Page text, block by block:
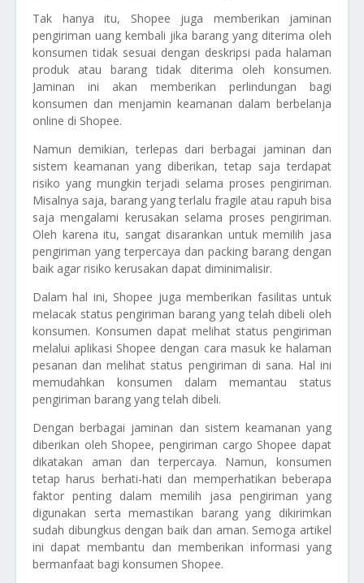
Tak hanya itu, Shopee juga memberikan jaminan
pengiriman uang kembali jika barang yang diterima oleh
konsumen tidak sesuai dengan deskripsi pada halaman
produk atau barang tidak diterima oleh konsumen.
Jaminan ini akan memberikan perlindungan bagi
konsumen dan menjamin keamanan dalam berbelanja
online di Shopee.
Namun demikian, terlepas dari berbagai jaminan dan
sistem keamanan yang diberikan, tetap saja terdapat
risiko yang mungkin terjadi selama proses pengiriman.
Misalnya saja, barang yang terlalu fragile atau rapuh bisa
saja mengalami kerusakan selama proses pengiriman.
Oleh karena itu, sangat disarankan untuk memilih jasa
pengiriman yang terpercaya dan packing barang dengan
baik agar risiko kerusakan dapat diminimalisir.
Dalam hal ini, Shopee juga memberikan fasilitas untuk
melacak status pengiriman barang yang telah dibeli oleh
konsumen. Konsumen dapat melihat status pengiriman
melalui aplikasi Shopee dengan cara masuk ke halaman
pesanan dan melihat status pengiriman di sana. Hal ini
memudahkan konsumen dalam memantau status
pengiriman barang yang telah dibeli.
Dengan berbagai jaminan dan sistem keamanan yang
diberikan oleh Shopee, pengiriman cargo Shopee dapat
dikatakan aman dan terpercaya. Namun, konsumen
tetap harus berhati-hati dan memperhatikan beberapa
faktor penting dalam memilih jasa pengiriman yang
digunakan serta memastikan barang yang dikirimkan
sudah dibungkus dengan baik dan aman. Semoga artikel
ini dapat membantu dan memberikan informasi yang
bermanfaat bagi konsumen Shopee.